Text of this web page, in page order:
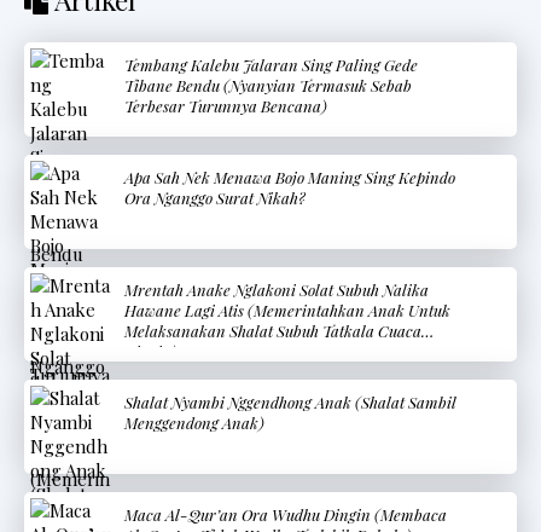
Tembang Kalebu Jalaran Sing Paling Gede
Tibane Bendu (Nyanyian Termasuk Sebab
Terbesar Turunnya Bencana)
Apa Sah Nek Menawa Bojo Maning Sing Kepindo
Ora Nganggo Surat Nikah?
Mrentah Anake Nglakoni Solat Subuh Nalika
Hawane Lagi Atis (Memerintahkan Anak Untuk
Melaksanakan Shalat Subuh Tatkala Cuaca
Dingin)
Shalat Nyambi Nggendhong Anak (Shalat Sambil
Menggendong Anak)
Maca Al-Qur’an Ora Wudhu Dingin (Membaca